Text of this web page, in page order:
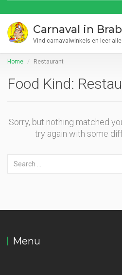
Carnaval in
Vind carnavalwinkels en leer
Home Restaurant
Food Kind:
Sorry, but nothing matched
try again with some
Menu